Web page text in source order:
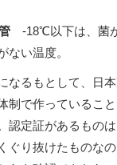
-18℃以下は、菌
ない温度。
なるもとして、日
制で作っているこ
認定証があるものは
ぐり抜けたものな